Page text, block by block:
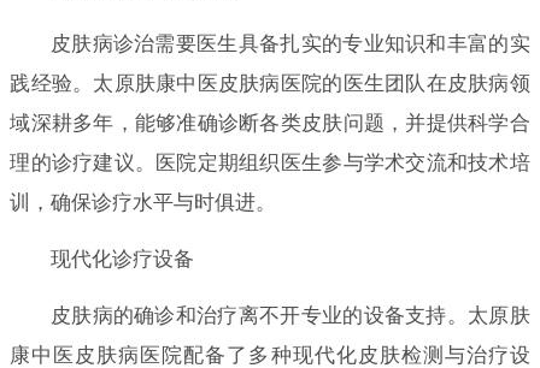
皮肤病诊治需要医生具备扎实的专业知识和丰富的实
践经验。太原肤康中医皮肤病医院的医生团队在皮肤病领
域深耕多年，能够准确诊断各类皮肤问题，并提供科学合
理的诊疗建议。医院定期组织医生参与学术交流和技术培
训，确保诊疗水平与时俱进。
现代化诊疗设备
皮肤病的确诊和治疗离不开专业的设备支持。太原肤
康中医皮肤病医院配备了多种现代化皮肤检测与治疗设